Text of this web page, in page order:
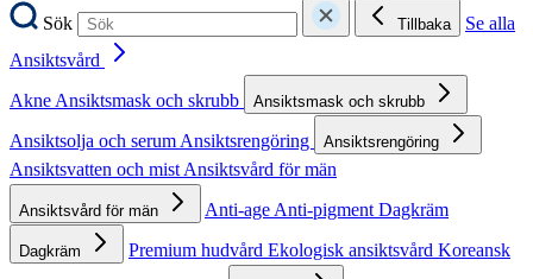
Sök Tillbaka
Se alla
Ansiktsvård
AkneAnsiktsmask och skrubb Ansiktsmask och skrubb
Ansiktsolja och serumAnsiktsrengöring Ansiktsrengöring
Ansiktsvatten och mistAnsiktsvård för män
Ansiktsvård för män Anti-ageAnti-pigmentDagkräm
Dagkräm Premium hudvård Ekologisk ansiktsvård Koreansk